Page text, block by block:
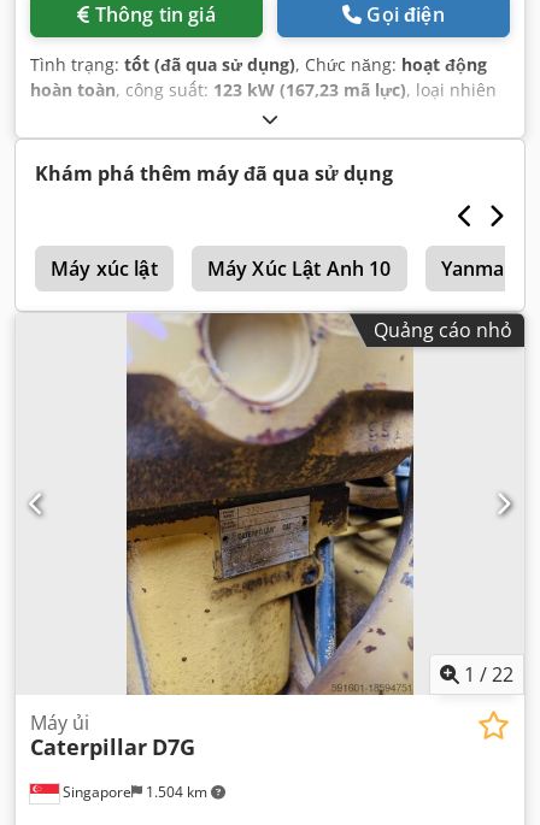
Thông tin giá Gọi điện
Tình trạng: tốt (đã qua sử dụng), Chức năng: hoạt động
hoàn toàn, công suất: 123 kW (167,23 mã lực), loại nhiên
, trọng lượng tổng cộng:
kg, số máy/phương tiện:JCP00107, Thiết bị:cabin,
Khám phá thêm máy đã qua sử dụng
Máy xúc lật Máy Xúc Lật Anh 10 Yanmar
Quảng cáo nhỏ
1 /22
Singapore 1.504 km
Máy ủi
Caterpillar D7G